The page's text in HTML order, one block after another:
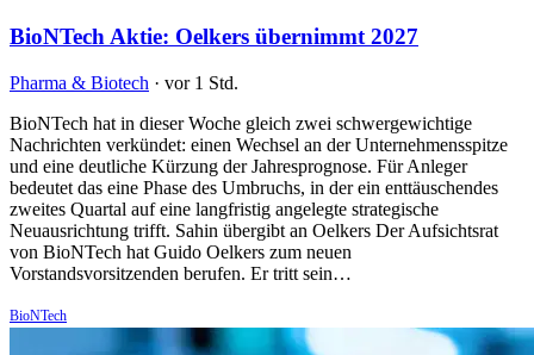
BioNTech Aktie: Oelkers übernimmt 2027
Pharma & Biotech · vor 1 Std.
BioNTech hat in dieser Woche gleich zwei schwergewichtige
Nachrichten verkündet: einen Wechsel an der Unternehmensspitze
und eine deutliche Kürzung der Jahresprognose. Für Anleger
bedeutet das eine Phase des Umbruchs, in der ein enttäuschendes
zweites Quartal auf eine langfristig angelegte strategische
Neuausrichtung trifft. Sahin übergibt an Oelkers Der Aufsichtsrat
von BioNTech hat Guido Oelkers zum neuen
Vorstandsvorsitzenden berufen. Er tritt sein…
BioNTech